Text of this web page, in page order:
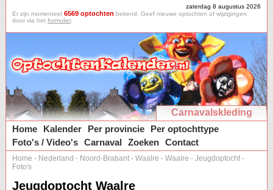
zaterdag 8 augustus 2026
Er zijn momenteel 6569 optochten bekend. Geef nieuwe optochten of wijzigingen
door via het formulier.
Carnavalskleding
Home
Kalender Per provincie
Per optochttype
Foto's / Video's Carnaval Zoeken Contact
Home - Nederland - Noord-Brabant - Waalre - Waalre - Jeugdoptocht -
Foto's
Jeugdoptocht Waalre